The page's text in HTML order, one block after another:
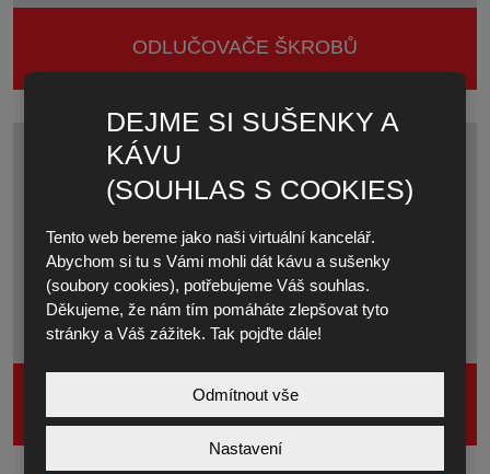
ODLUČOVAČE ŠKROBŮ
ODLUČOVAČE LEHKÝCH KAPALIN
DEJME SI SUŠENKY A
KÁVU
(SOUHLAS S COOKIES)
Tento web bereme jako naši virtuální kancelář.
Abychom si tu s Vámi mohli dát kávu a sušenky
(soubory cookies), potřebujeme Váš souhlas.
Děkujeme, že nám tím pomáháte zlepšovat tyto
stránky a Váš zážitek. Tak pojďte dále!
Odmítnout vše
Nastavení